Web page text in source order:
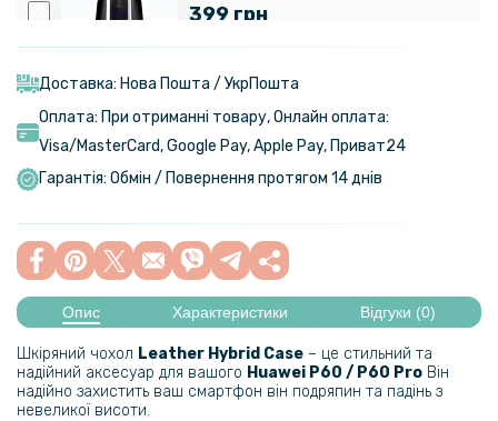
399 грн
Nova 12i, (Антишпигун, глянцева)
159 грн
199 грн
P60 Pro, Transparent
129 грн
199 грн
Загартоване захисне скло Full Screen 3D Tempered Glass для
Huawei P60 / P60 Pro, Black
Доставка: Нова Пошта / УкрПошта
Оплата: При отриманні товару, Онлайн оплата:
Visa/MasterСard, Google Pay, Apple Pay, Приват24
Гарантія: Обмін / Повернення протягом 14 днів
Опис Характеристики Відгуки (0)
Шкіряний чохол Leather Hybrid Case – це стильний та
надійний аксесуар для вашого Huawei P60 / P60 Pro Він
надійно захистить ваш смартфон він подряпин та падінь з
невеликої висоти.